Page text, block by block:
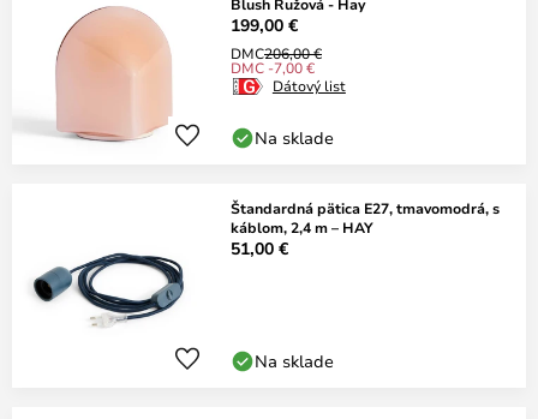
199,00 €
DMC206,00 €
DMC -7,00 €
Dátový list
Na sklade
Štandardná pätica E27, tmavomodrá, s
káblom, 2,4 m – HAY
51,00 €
Na sklade